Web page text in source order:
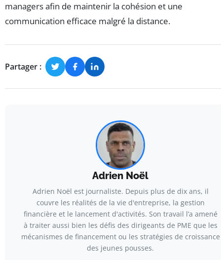
managers afin de maintenir la cohésion et une
communication efficace malgré la distance.
Partager :
Adrien Noël
Adrien Noël est journaliste. Depuis plus de dix ans, il
couvre les réalités de la vie d'entreprise, la gestion
financière et le lancement d'activités. Son travail l’a amené
à traiter aussi bien les défis des dirigeants de PME que les
mécanismes de financement ou les stratégies de croissance
des jeunes pousses.